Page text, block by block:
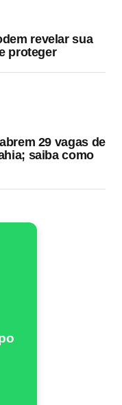
revelar sua
proteger
29 vagas de
saiba como